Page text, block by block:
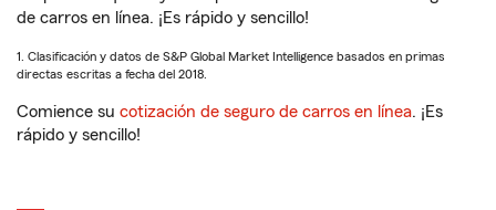
de carros en línea. ¡Es rápido y sencillo!
1. Clasificación y datos de S&P Global Market Intelligence basados en primas
directas escritas a fecha del 2018.
Comience su cotización de seguro de carros en línea. ¡Es
rápido y sencillo!